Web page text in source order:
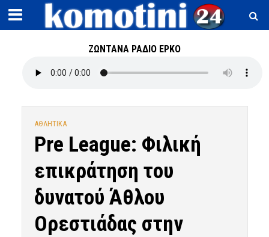
ΖΩΝΤΑΝΑ ΡΑΔΙΟ ΕΡΚΟ
ΑΘΛΗΤΙΚΑ
Pre League: Φιλική
επικράτηση του
δυνατού Άθλου
Ορεστιάδας στην